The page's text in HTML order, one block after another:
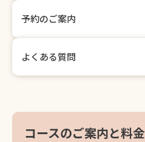
予約のご案内
よくある質問
コースのご案内と料金